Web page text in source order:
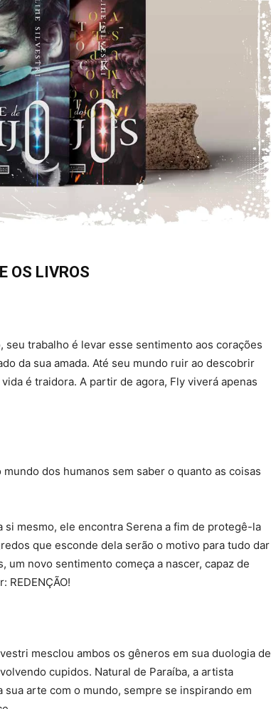
OS LIVROS
seu trabalho é levar esse sentimento aos corações
da sua amada. Até seu mundo ruir ao descobrir
é traidora. A partir de agora, Fly viverá apenas
dos humanos sem saber o quanto as coisas
mesmo, ele encontra Serena a fim de protegê-la
que esconde dela serão o motivo para tudo dar
novo sentimento começa a nascer, capaz de
REDENÇÃO!
mesclou ambos os gêneros em sua duologia de
cupidos. Natural de Paraíba, a artista
arte com o mundo, sempre se inspirando em